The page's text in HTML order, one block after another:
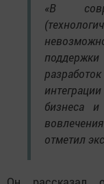
«В
бизнеса и
отметил